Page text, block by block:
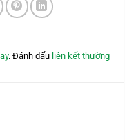
. Đánh dấu liên kết thường